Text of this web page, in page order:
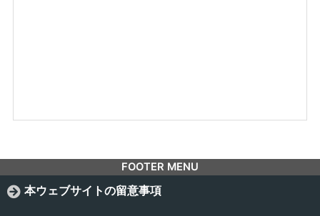
FOOTER MENU
本ウェブサイトの留意事項